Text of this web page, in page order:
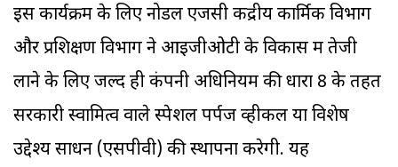
इस कार्यक्रम के लिए नोडल एजेंसी केंद्रीय कार्मिक विभाग
और प्रशिक्षण विभाग ने आइजीओटी के विकास में तेजी
लाने के लिए जल्द ही कंपनी अधिनियम की धारा 8 के तहत
सरकारी स्वामित्व वाले स्पेशल पर्पज व्हीकल या विशेष
उद्देश्य साधन (एसपीवी) की स्थापना करेगी. यह